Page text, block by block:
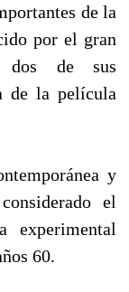
de la
por el gran
de sus
de la película
y
el
experimental
60.